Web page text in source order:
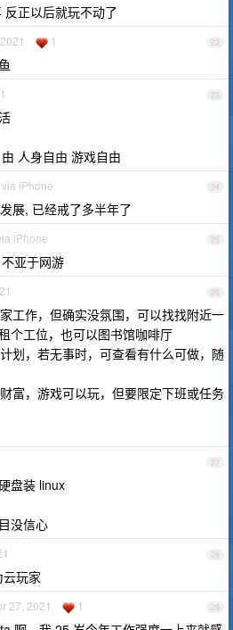
正以后就玩不动了
22
1
23
人身自由 游戏自由
24
iPhone
展, 已经戒了多半年了
25
iPhone
亚于网游
26
工作，但确实没氛围，可以找找附近一
个工位，也可以图书馆咖啡厅
划，若无事时，可查看有什么可做，随
富，游戏可以玩，但要限定下班或任务
27
盘装 linux
没信心
28
玩家
29
27, 2021 1